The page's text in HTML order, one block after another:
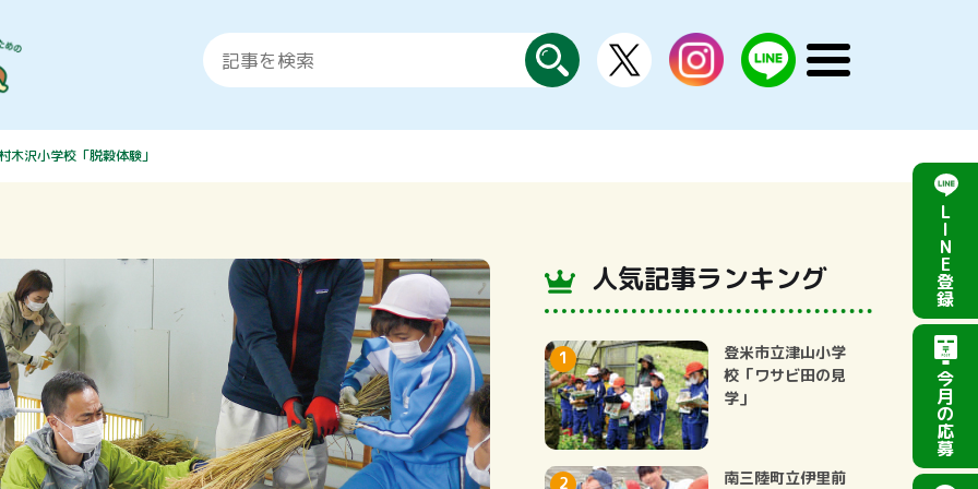
探
す
instagram LINE
公
メ
木沢小学校「脱穀体験」
人気記事ランキング
登米市立津山小学
校「ワサビ田の見
学」
南三陸町立伊里前
L
I
N
E
登
録
今
月
の
応
募